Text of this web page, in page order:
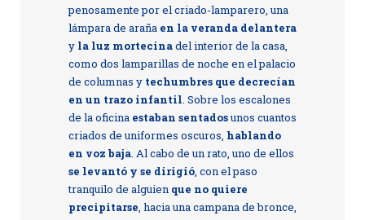
penosamente por el criado-lamparero, una
lámpara de araña en la veranda delantera
yla luz mortecinadel interior de la casa,
como dos lamparillas de noche en el palacio
de columnas y techumbres que decrecían
en un trazo infantil. Sobre los escalones
de la oficina estaban sentadosunos cuantos
criados de uniformes oscuros, hablando
en voz baja. Al cabo de un rato, uno de ellos
se levantó y se dirigió, con el paso
tranquilo de alguien que no quiere
precipitarse, hacia una campana de bronce,